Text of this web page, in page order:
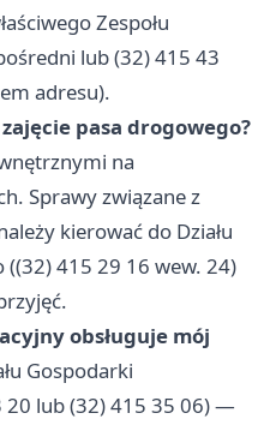
Zespołu
lub (32) 415 43
adresu).
pasa drogowego?
na
Sprawy związane z
kierować do Działu
415 29 16 wew. 24)
obsługuje mój
Gospodarki
20 lub (32) 415 35 06) —